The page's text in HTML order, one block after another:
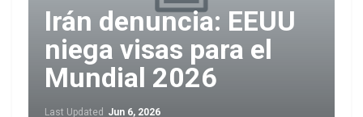
Irán denuncia: EEUU
niega visas para el
Mundial 2026
Last Updated Jun 6, 2026